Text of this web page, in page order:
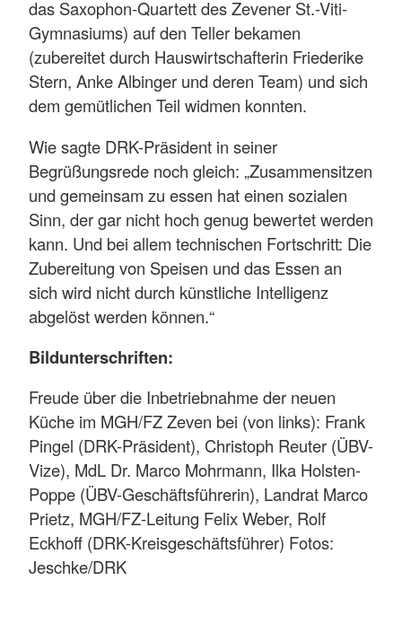
das Saxophon-Quartett des Zevener St.-Viti-
Gymnasiums) auf den Teller bekamen
(zubereitet durch Hauswirtschafterin Friederike
Stern, Anke Albinger und deren Team) und sich
dem gemütlichen Teil widmen konnten.
Wie sagte DRK-Präsident in seiner
Begrüßungsrede noch gleich: „Zusammensitzen
und gemeinsam zu essen hat einen sozialen
Sinn, der gar nicht hoch genug bewertet werden
kann. Und bei allem technischen Fortschritt: Die
Zubereitung von Speisen und das Essen an
sich wird nicht durch künstliche Intelligenz
abgelöst werden können.“
Bildunterschriften:
Freude über die Inbetriebnahme der neuen
Küche im MGH/FZ Zeven bei (von links): Frank
Pingel (DRK-Präsident), Christoph Reuter (ÜBV-
Vize), MdL Dr. Marco Mohrmann, Ilka Holsten-
Poppe (ÜBV-Geschäftsführerin), Landrat Marco
Prietz, MGH/FZ-Leitung Felix Weber, Rolf
Eckhoff (DRK-Kreisgeschäftsführer) Fotos:
Jeschke/DRK